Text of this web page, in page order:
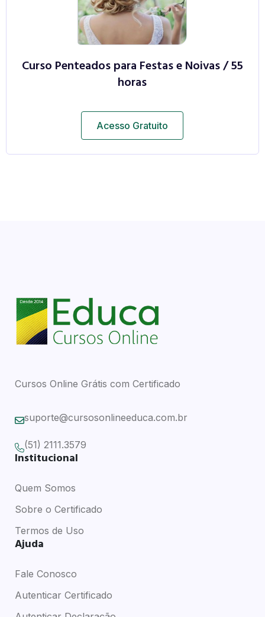
Curso Penteados para Festas e Noivas / 55
horas
Acesso Gratuito
Cursos Online Grátis com Certificado
suporte@cursosonlineeduca.com.br
(51) 2111.3579
Institucional
Quem Somos
Sobre o Certificado
Termos de Uso
Ajuda
Fale Conosco
Autenticar Certificado